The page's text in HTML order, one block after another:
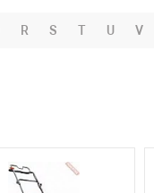
R S T U V